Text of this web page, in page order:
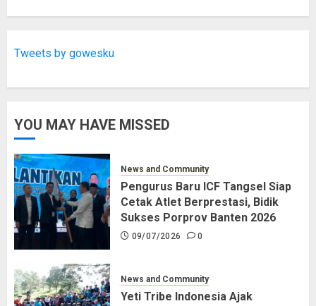
Tweets by gowesku
YOU MAY HAVE MISSED
News and Community
Pengurus Baru ICF Tangsel Siap
Cetak Atlet Berprestasi, Bidik
Sukses Porprov Banten 2026
09/07/2026 0
News and Community
Yeti Tribe Indonesia Ajak